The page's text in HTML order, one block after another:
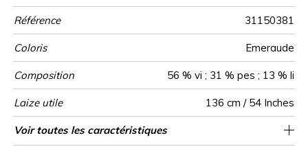
Référence 31150381
Coloris Emeraude
Composition 56 % vi ; 31 % pes ; 13 % li
Laize utile 136 cm / 54 Inches
Rétrécissement <6%
Raccord Raccord droit
Sens De large
Poids g/m² 215
Performance
Accoustique
aw - 0.15
Usage
Entretien
Pays d'origine Inde
Rapport
Horizontal
68 cm / 27 Inches
Rapport
Vertical
70 cm / 28 Inches
Voir toutes les caractéristiques